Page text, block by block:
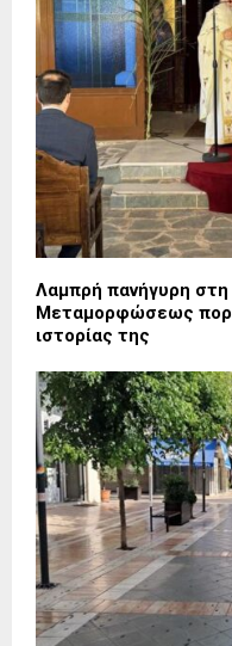
Λαμπρή πανήγυρη
Μεταμορφώσεως
ιστορίας της